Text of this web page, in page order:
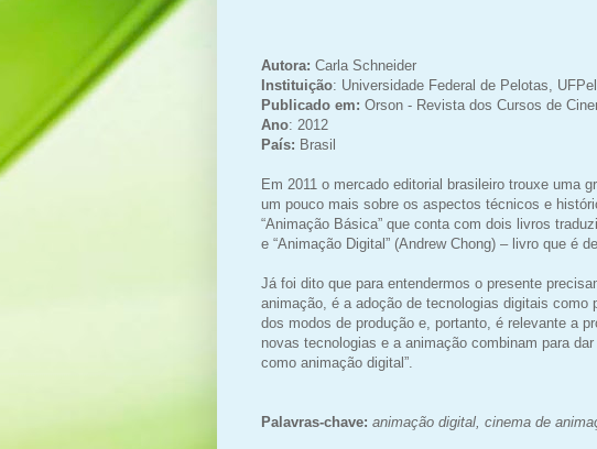
Autora: Carla Schneider
Instituição: Universidade Federal de Pelotas, UFPel
Publicado em: Orson - Revista dos Cursos de
Ano: 2012
País: Brasil
Em 2011 o mercado editorial brasileiro trouxe uma
um pouco mais sobre os aspectos técnicos e
“Animação Básica” que conta com dois livros
e “Animação Digital” (Andrew Chong) – livro que é
Já foi dito que para entendermos o presente
animação, é a adoção de tecnologias digitais como
dos modos de produção e, portanto, é relevante a
novas tecnologias e a animação combinam para
como animação digital”.
Palavras-chave: animação digital, cinema de